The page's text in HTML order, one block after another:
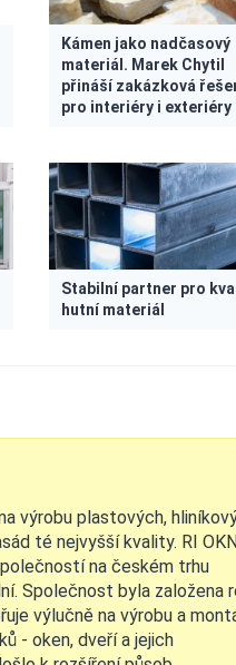
Kámen jako nadčasový
materiál. Marek Chytil
přináší zakázková
pro interiéry i exteriéry
Stabilní partner pro
hutní materiál
výrobu plastových,
té nejvyšší kvality. RI
na českém trhu
Společnost byla založena
výlučně na výrobu a
- oken, dveří a jejich